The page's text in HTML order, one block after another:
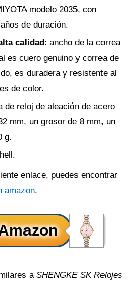
modelo 2035, con
de duración.
calidad: ancho de la correa
es cuero genuino y correa de
es duradera y resistente al
de color.
de reloj de aleación de acero
mm, un grosor de 8 mm, un
g.
enlace, puedes encontrar
amazon.
a SHENGKE SK Relojes